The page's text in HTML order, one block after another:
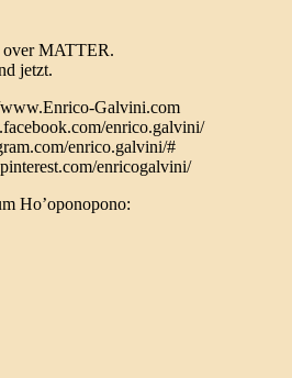
MATTER.
jetzt.
Galvini.com
enrico.galvini/
enrico.galvini/#
enricogalvini/
Ho’oponopono: